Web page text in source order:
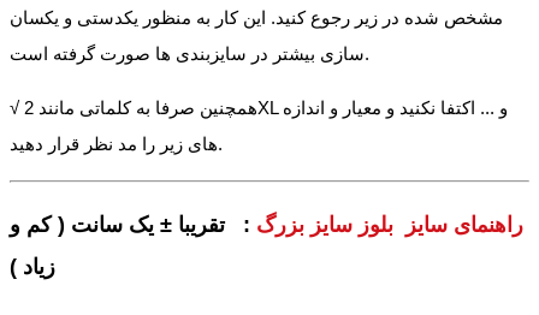
مشخص شده در زیر رجوع کنید. این کار به منظور یکدستی و یکسان
سازی بیشتر در سایزبندی ها صورت گرفته است.
√ همچنین صرفا به کلماتی مانند 2XL و ... اکتفا نکنید و معیار و اندازه
های زیر را مد نظر قرار دهید.
راهنمای سایز بلوز سایز بزرگ : تقریبا ± یک سانت ( کم و
زیاد )